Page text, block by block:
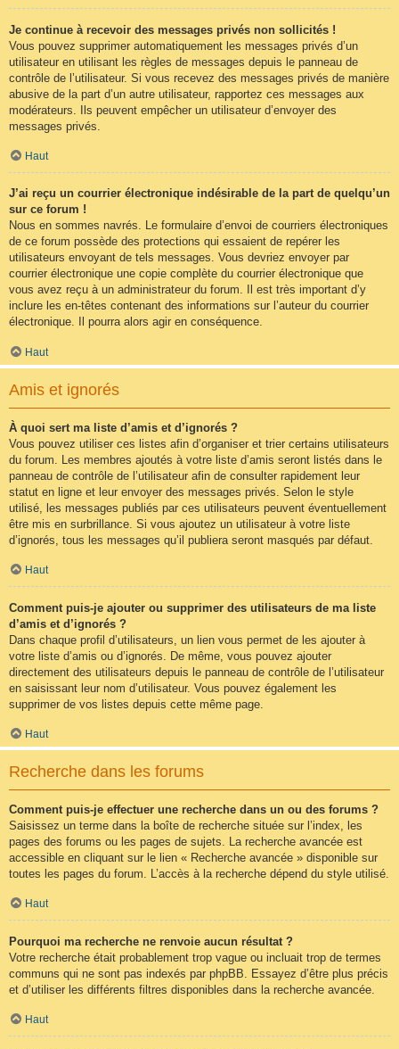
Je continue à recevoir des messages privés non sollicités !
Vous pouvez supprimer automatiquement les messages privés d’un
utilisateur en utilisant les règles de messages depuis le panneau de
contrôle de l’utilisateur. Si vous recevez des messages privés de manière
abusive de la part d’un autre utilisateur, rapportez ces messages aux
modérateurs. Ils peuvent empêcher un utilisateur d’envoyer des
messages privés.
Haut
J’ai reçu un courrier électronique indésirable de la part de quelqu’un
sur ce forum !
Nous en sommes navrés. Le formulaire d’envoi de courriers électroniques
de ce forum possède des protections qui essaient de repérer les
utilisateurs envoyant de tels messages. Vous devriez envoyer par
courrier électronique une copie complète du courrier électronique que
vous avez reçu à un administrateur du forum. Il est très important d’y
inclure les en-têtes contenant des informations sur l’auteur du courrier
électronique. Il pourra alors agir en conséquence.
Haut
Amis et ignorés
À quoi sert ma liste d’amis et d’ignorés ?
Vous pouvez utiliser ces listes afin d’organiser et trier certains utilisateurs
du forum. Les membres ajoutés à votre liste d’amis seront listés dans le
panneau de contrôle de l’utilisateur afin de consulter rapidement leur
statut en ligne et leur envoyer des messages privés. Selon le style
utilisé, les messages publiés par ces utilisateurs peuvent éventuellement
être mis en surbrillance. Si vous ajoutez un utilisateur à votre liste
d’ignorés, tous les messages qu’il publiera seront masqués par défaut.
Haut
Comment puis-je ajouter ou supprimer des utilisateurs de ma liste
d’amis et d’ignorés ?
Dans chaque profil d’utilisateurs, un lien vous permet de les ajouter à
votre liste d’amis ou d’ignorés. De même, vous pouvez ajouter
directement des utilisateurs depuis le panneau de contrôle de l’utilisateur
en saisissant leur nom d’utilisateur. Vous pouvez également les
supprimer de vos listes depuis cette même page.
Haut
Recherche dans les forums
Comment puis-je effectuer une recherche dans un ou des forums ?
Saisissez un terme dans la boîte de recherche située sur l’index, les
pages des forums ou les pages de sujets. La recherche avancée est
accessible en cliquant sur le lien « Recherche avancée » disponible sur
toutes les pages du forum. L’accès à la recherche dépend du style utilisé.
Haut
Pourquoi ma recherche ne renvoie aucun résultat ?
Votre recherche était probablement trop vague ou incluait trop de termes
communs qui ne sont pas indexés par phpBB. Essayez d’être plus précis
et d’utiliser les différents filtres disponibles dans la recherche avancée.
Haut